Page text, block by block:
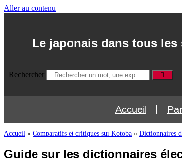
Aller au contenu
Le japonais dans tous les
Rechercher
Accueil
Accueil » Comparatifs et critiques sur Kotoba » Dictionnaires
Guide sur les dictionnaires